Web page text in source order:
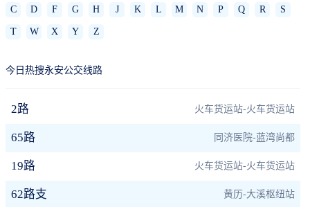
C D F G H J K L M N P Q R S
T W X Y Z
今日热搜永安公交线路
2路 火车货运站-火车货运站
65路 同济医院-蓝湾尚都
19路 火车货运站-火车货运站
62路支 黄历-大溪枢纽站